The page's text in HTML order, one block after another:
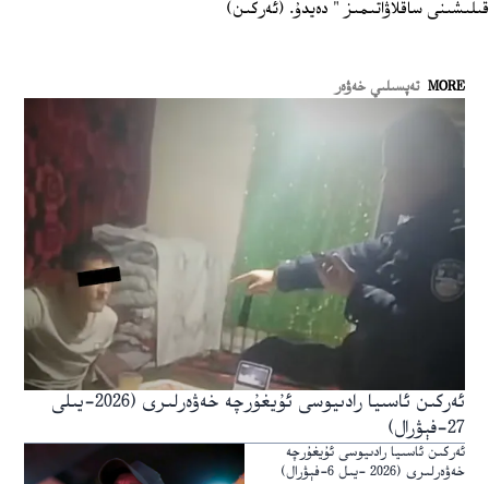
قىلىشىنى ساقلاۋاتىمىز " دەيدۇ. (ئەركىن)
MORE تەپسىلىي خەۋەر
ئەركىن ئاسىيا رادىيوسى ئۇيغۇرچە خەۋەرلىرى (2026-يىلى
27-فېۋرال)
ئەركىن ئاسىيا رادىيوسى ئۇيغۇرچە
خەۋەرلىرى (2026 -يىل 6-فېۋرال)